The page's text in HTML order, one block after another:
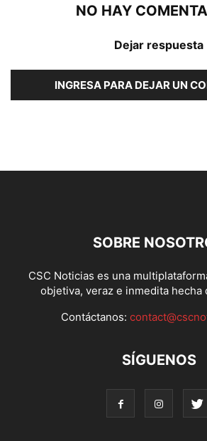
NO HAY
Dejar respuesta
INGRESA PARA DEJAR UN
SOBRE
CSC Noticias es una
objetiva, veraz e inmedita hecha
Contáctanos:
SÍGUENOS